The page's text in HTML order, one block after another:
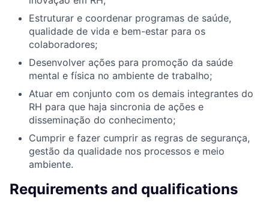
Estruturar e coordenar programas de saúde,
qualidade de vida e bem-estar para os
colaboradores;
Desenvolver ações para promoção da saúde
mental e física no ambiente de trabalho;
Atuar em conjunto com os demais integrantes do
RH para que haja sincronia de ações e
disseminação do conhecimento;
Cumprir e fazer cumprir as regras de segurança,
gestão da qualidade nos processos e meio
ambiente.
Requirements and qualifications